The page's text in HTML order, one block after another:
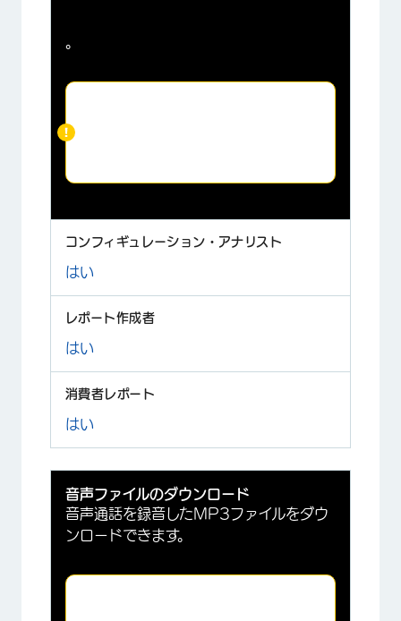
。
はい
はい
はい
音声ファイルのダウンロード
音声通話を録音したMP3ファイルをダウ
ンロードできます。